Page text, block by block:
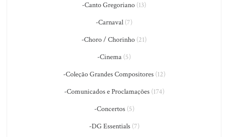
-Canto Gregoriano (13)
-Carnaval (7)
-Choro / Chorinho (21)
-Cinema (5)
-Coleção Grandes Compositores(12)
-Comunicados e Proclamações(174)
-Concertos(5)
-DG Essentials(7)